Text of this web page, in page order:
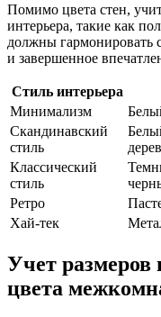
Помимо цвета стен,
интерьера, такие как
должны гармонировать
и завершенное
Стиль интерьера
Минимализм
Скандинавский
стиль
Классический
стиль
Ретро
Хай-тек
Учет
цвета